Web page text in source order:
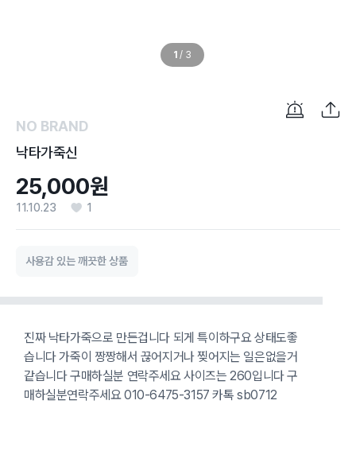
1 / 3
NO BRAND
낙타가죽신
25,000원
11.10.23 1
사용감 있는 깨끗한 상품
진짜 낙타가죽으로 만든겁니다 되게 특이하구요 상태도좋
습니다 가죽이 짱짱해서 끊어지거나 찢어지는 일은없을거
같습니다 구매하실분 연락주세요 사이즈는 260입니다 구
매하실분연락주세요 010-6475-3157 카톡 sb0712